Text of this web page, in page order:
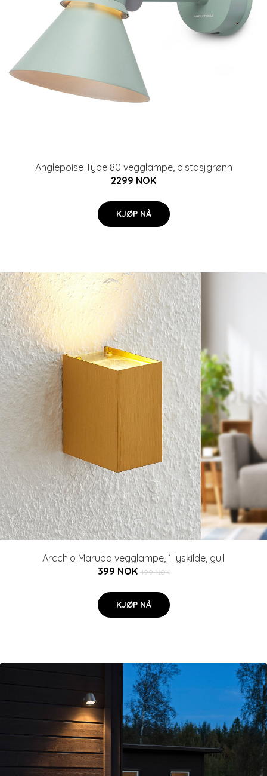
Anglepoise Type 80 vegglampe, pistasjgrønn
2299 NOK
KJØP NÅ
Arcchio Maruba vegglampe, 1 lyskilde, gull
399 NOK 499 NOK
KJØP NÅ